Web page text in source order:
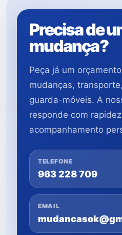
Precisa de
mudança?
Peça já um
mudanças,
guarda-móveis. A
responde com
acompanhamento
TELEFONE
963 228 709
EMAIL